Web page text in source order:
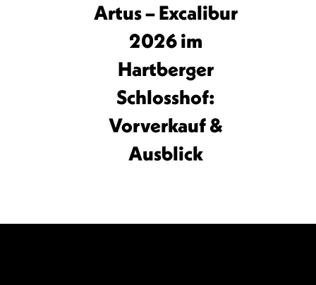
Artus – Excalibur
2026 im
Hartberger
Schlosshof:
Vorverkauf &
Ausblick